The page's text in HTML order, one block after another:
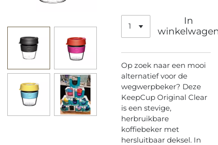
In
Op zoek naar een mooi
alternatief voor de
wegwerpbeker? Deze
KeepCup Original Clear
is een stevige,
herbruikbare
koffiebeker met
hersluitbaar deksel. In